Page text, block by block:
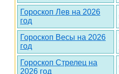
Гороскоп Лев на 2026
год
Гороскоп Весы на 2026
год
Гороскоп Стрелец на
2026 год